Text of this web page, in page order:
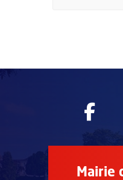
,
Mairie